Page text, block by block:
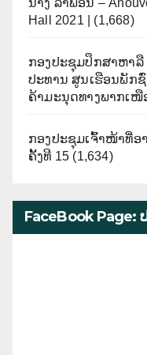
Hall 2021 |
(1,668)
ກອງປະຊຸມປຶກສາຫາລື
ປະທານ ສູນເຮືອນພັກ
ຄ້າມະນຸດທາງພາກເໜື
ກອງປະຊຸມເຈົ້າໜ້າທີ່ອ
ຄັ້ງທີ 15 (1,634)
FaceBook Page: